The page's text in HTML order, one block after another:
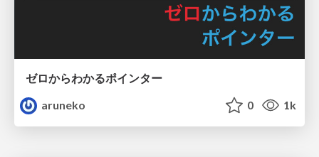
ゼロからわかるポインター
aruneko
0 1k